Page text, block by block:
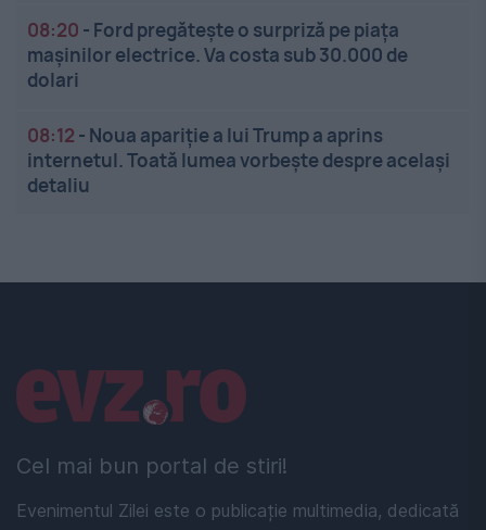
08:20 - Ford pregătește o surpriză pe piața
mașinilor electrice. Va costa sub 30.000 de
dolari
08:12 - Noua apariție a lui Trump a aprins
internetul. Toată lumea vorbește despre același
detaliu
Cel mai bun portal de stiri!
Evenimentul Zilei este o publicație multimedia, dedicată
Linkuri utile